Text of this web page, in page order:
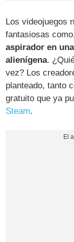
Los videojuegos
fantasiosas
aspirador en
alienígena.
vez? Los
planteado, tanto
gratuito que ya
Steam.